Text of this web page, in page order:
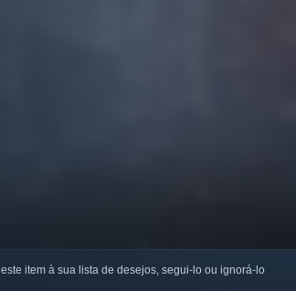
item à sua lista de desejos, segui-lo ou ignorá-lo